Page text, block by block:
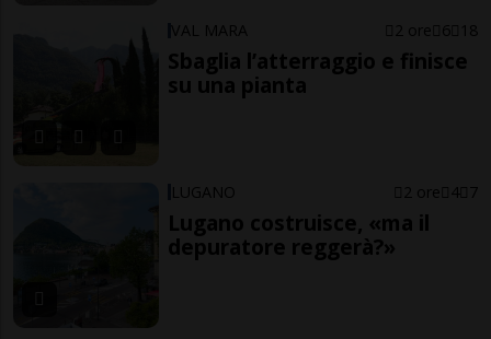
VAL MARA 2 ore 6 18
Sbaglia l’atterraggio e finisce
su una pianta
LUGANO 2 ore 4 7
Lugano costruisce, «ma il
depuratore reggerà?»